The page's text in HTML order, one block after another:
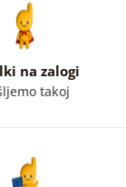
na zalogi
takoj